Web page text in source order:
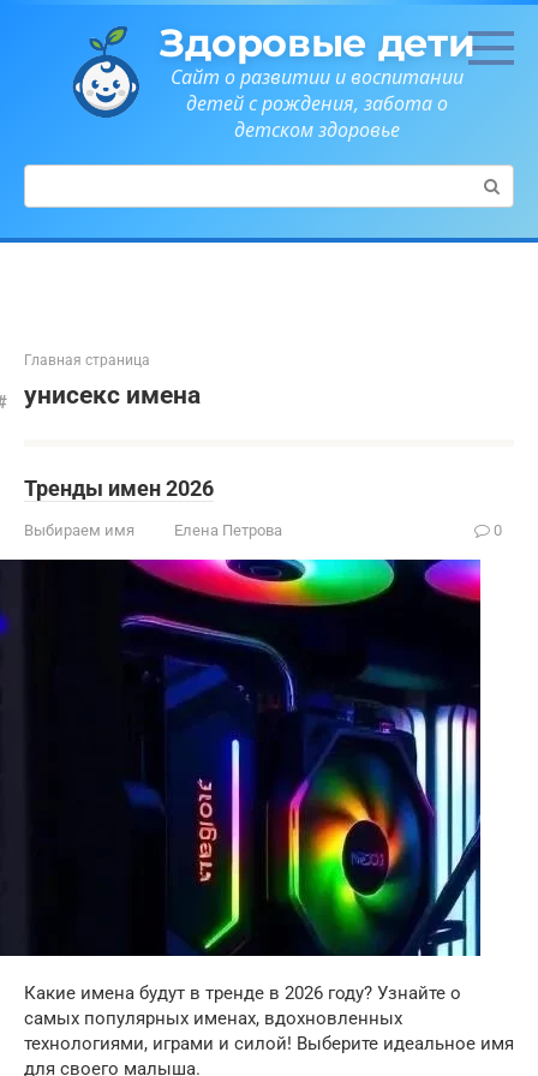
Здоровые дети
Сайт о развитии и воспитании
детей с рождения, забота о
детском здоровье
Поиск:
Главная страница
унисекс имена
Тренды имен 2026
Выбираем имя Елена Петрова 0
Какие имена будут в тренде в 2026 году? Узнайте о
самых популярных именах, вдохновленных
технологиями, играми и силой! Выберите идеальное имя
для своего малыша.